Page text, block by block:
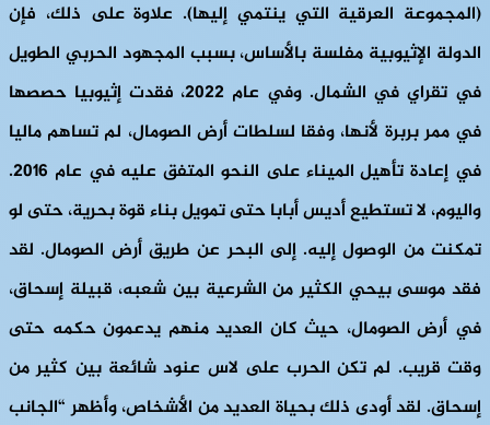
(المجموعة العرقية التي ينتمي إليها). علاوة على ذلك، فإن
الدولة الإثيوبية مفلسة بالأساس، بسبب المجهود الحربي الطويل
في تقراي في الشمال. وفي عام 2022، فقدت إثيوبيا حصصها
في ممر بربرة لأنها، وفقا لسلطات أرض الصومال، لم تساهم ماليا
في إعادة تأهيل الميناء على النحو المتفق عليه في عام 2016.
واليوم، لا تستطيع أديس أبابا حتى تمويل بناء قوة بحرية، حتى لو
تمكنت من الوصول إليه. إلى البحر عن طريق أرض الصومال. لقد
فقد موسى بيحي الكثير من الشرعية بين شعبه، قبيلة إسحاق،
في أرض الصومال، حيث كان العديد منهم يدعمون حكمه حتى
وقت قريب. لم تكن الحرب على لاس عنود شائعة بين كثير من
إسحاق. لقد أودى ذلك بحياة العديد من الأشخاص، وأظهر “الجانب